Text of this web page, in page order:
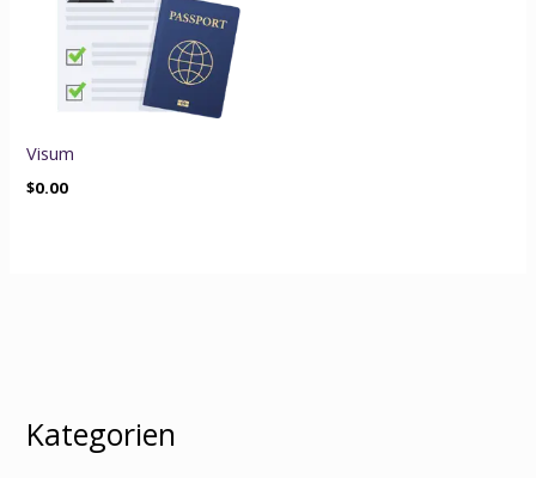
Visum
$0.00
Kategorien